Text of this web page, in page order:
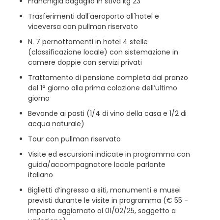
Trasferimenti dall'aeroporto all'hotel e
viceversa con pullman riservato
N. 7 pernottamenti in hotel 4 stelle
(classificazione locale) con sistemazione in
camere doppie con servizi privati
Trattamento di pensione completa dal pranzo
del 1° giorno alla prima colazione dell’ultimo
giorno
Bevande ai pasti (1/4 di vino della casa e 1/2 di
acqua naturale)
Tour con pullman riservato
Visite ed escursioni indicate in programma con
guida/accompagnatore locale parlante
italiano
Biglietti d’ingresso a siti, monumenti e musei
previsti durante le visite in programma (€ 55 -
importo aggiornato al 01/02/25, soggetto a